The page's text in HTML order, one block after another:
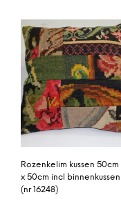
Rozenkelim kussen 50cm
x 50cm incl binnenkussen
(nr 16248)